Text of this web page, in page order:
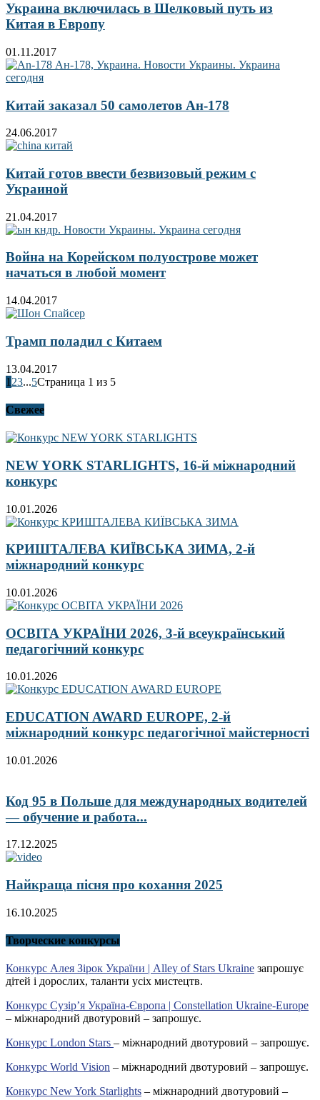
Украина включилась в Шелковый путь из
Китая в Европу
01.11.2017
Китай заказал 50 самолетов Ан-178
24.06.2017
Китай готов ввести безвизовый режим с
Украиной
21.04.2017
Война на Корейском полуострове может
начаться в любой момент
14.04.2017
Трамп поладил с Китаем
13.04.2017
1 23...5Страница 1 из 5
Свежее
NEW YORK STARLIGHTS, 16-й міжнародний
конкурс
10.01.2026
КРИШТАЛЕВА КИЇВСЬКА ЗИМА, 2-й
міжнародний конкурс
10.01.2026
ОСВІТА УКРАЇНИ 2026, 3-й всеукраїнський
педагогічний конкурс
10.01.2026
EDUCATION AWARD EUROPE, 2-й
міжнародний конкурс педагогічної майстерності
10.01.2026
Код 95 в Польше для международных водителей
— обучение и работа...
17.12.2025
Найкраща пісня про кохання 2025
16.10.2025
Творческие конкурсы
Конкурс Алея Зірок України | Alley of Stars Ukraine запрошує
дітей і дорослих, таланти усіх мистецтв.
Конкурс Сузір’я Україна-Європа | Constellation Ukraine-Europe
– міжнародний двотуровий – запрошує.
Конкурс London Stars – міжнародний двотуровий – запрошує.
Конкурс World Vision – міжнародний двотуровий – запрошує.
Конкурс New York Starlights – міжнародний двотуровий –